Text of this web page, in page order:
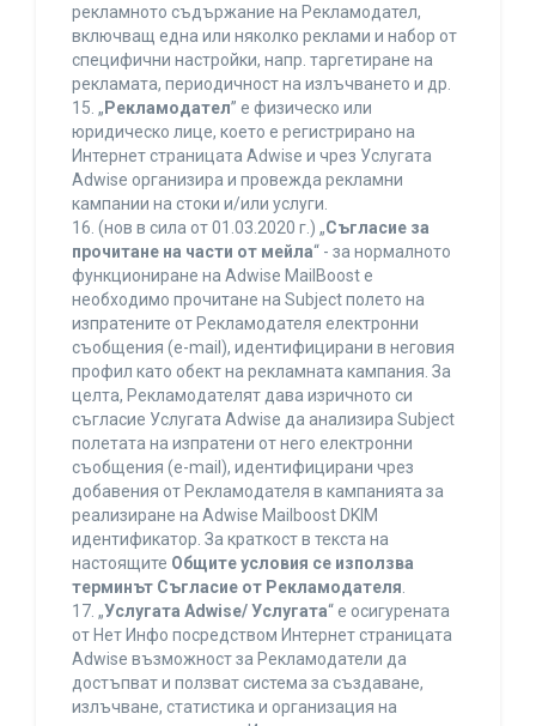
рекламното съдържание на Рекламодател,
включващ една или няколко реклами и набор от
специфични настройки, напр. таргетиране на
рекламата, периодичност на излъчването и др.
15. „ Рекламодател” е физическо или
юридическо лице, което е регистрирано на
Интернет страницата Adwise и чрез Услугата
Adwise организира и провежда рекламни
кампании на стоки и/или услуги.
16. (нов в сила от 01.03.2020 г.) „Съгласие за
прочитане на части от мейла“ - за нормалното
функциониране на Adwise MailBoost е
необходимо прочитане на Subject полето на
изпратените от Рекламодателя електронни
съобщения (e-mail), идентифицирани в неговия
профил като обект на рекламната кампания. За
целта, Рекламодателят дава изричното си
съгласие Услугата Adwise да анализира Subject
полетата на изпратени от него електронни
съобщения (e-mail), идентифицирани чрез
добавения от Рекламодателя в кампанията за
реализиране на Adwise Mailboost DKIM
идентификатор. За краткост в текста на
настоящите Общите условия се използва
терминът Съгласие от Рекламодателя.
17. „Услугата Adwise/ Услугата“ е осигурената
от Нет Инфо посредством Интернет страницата
Adwise възможност за Рекламодатели да
достъпват и ползват система за създаване,
излъчване, статистика и организация на